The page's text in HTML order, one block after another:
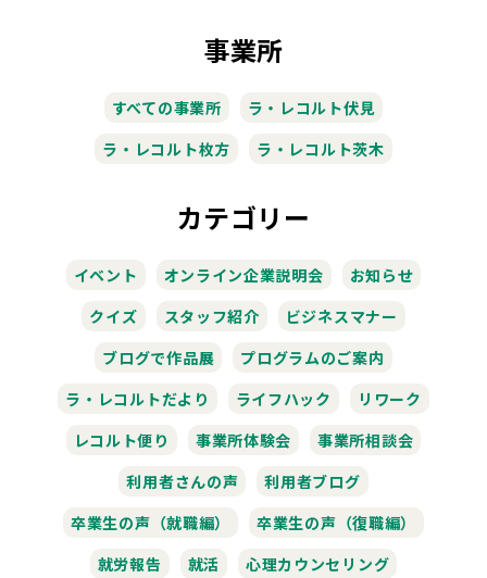
事業所
すべての事業所
ラ・レコルト伏見
ラ・レコルト枚方
ラ・レコルト茨木
カテゴリー
イベント オンライン企業説明会
お知らせ
クイズ
スタッフ紹介
ビジネスマナー
ブログで作品展
プログラムのご案内
ラ・レコルトだより
ライフハック
リワーク
レコルト便り
事業所体験会
事業所相談会
利用者さんの声
利用者ブログ
卒業生の声（就職編）
卒業生の声（復職編）
就労報告
就活
心理カウンセリング